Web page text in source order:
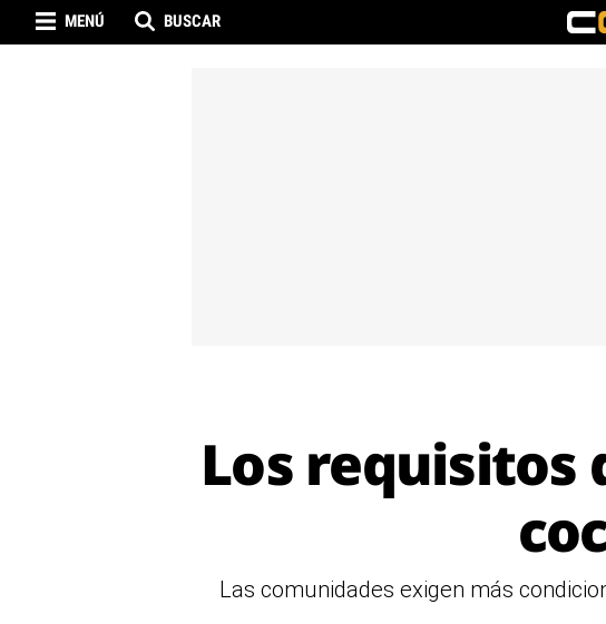
MENÚ BUSCAR
Los requisitos
Las comunidades exigen más